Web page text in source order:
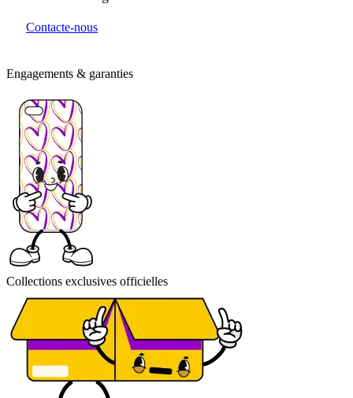
Contacte-nous
Engagements & garanties
Collections exclusives officielles